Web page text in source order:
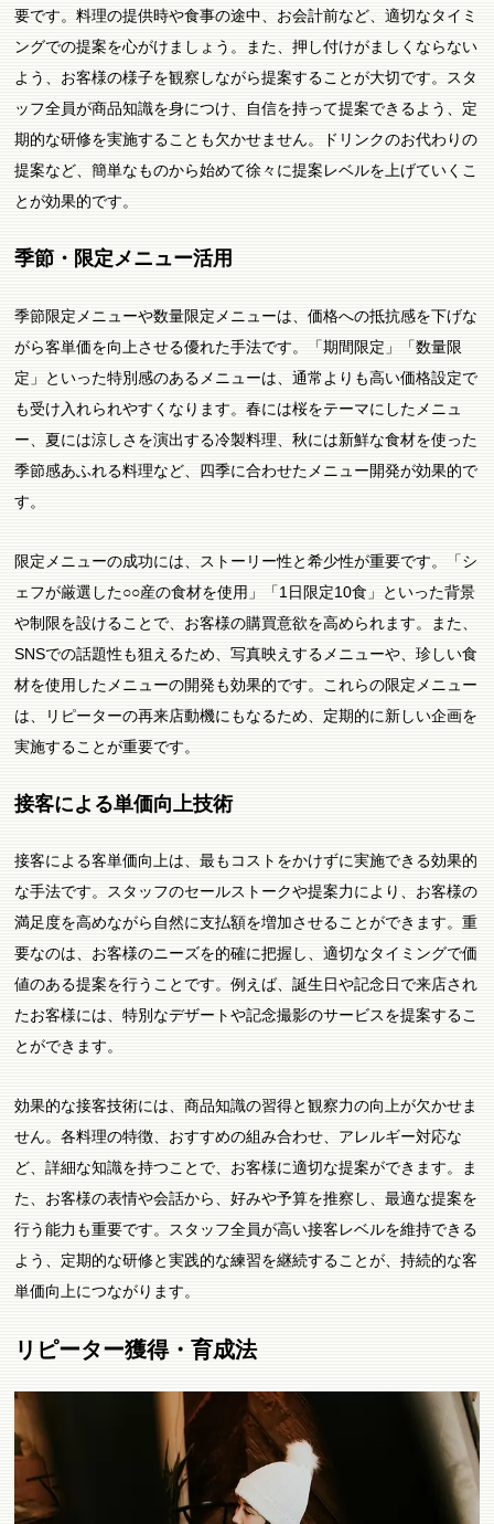
要です。料理の提供時や食事の途中、お会計前など、適切なタイミ
ングでの提案を心がけましょう。また、押し付けがましくならない
よう、お客様の様子を観察しながら提案することが大切です。スタ
ッフ全員が商品知識を身につけ、自信を持って提案できるよう、定
期的な研修を実施することも欠かせません。ドリンクのお代わりの
提案など、簡単なものから始めて徐々に提案レベルを上げていくこ
とが効果的です。
季節・限定メニュー活用
季節限定メニューや数量限定メニューは、価格への抵抗感を下げな
がら客単価を向上させる優れた手法です。「期間限定」「数量限
定」といった特別感のあるメニューは、通常よりも高い価格設定で
も受け入れられやすくなります。春には桜をテーマにしたメニュ
ー、夏には涼しさを演出する冷製料理、秋には新鮮な食材を使った
季節感あふれる料理など、四季に合わせたメニュー開発が効果的で
す。
限定メニューの成功には、ストーリー性と希少性が重要です。「シ
ェフが厳選した○○産の食材を使用」「1日限定10食」といった背景
や制限を設けることで、お客様の購買意欲を高められます。また、
SNSでの話題性も狙えるため、写真映えするメニューや、珍しい食
材を使用したメニューの開発も効果的です。これらの限定メニュー
は、リピーターの再来店動機にもなるため、定期的に新しい企画を
実施することが重要です。
接客による単価向上技術
接客による客単価向上は、最もコストをかけずに実施できる効果的
な手法です。スタッフのセールストークや提案力により、お客様の
満足度を高めながら自然に支払額を増加させることができます。重
要なのは、お客様のニーズを的確に把握し、適切なタイミングで価
値のある提案を行うことです。例えば、誕生日や記念日で来店され
たお客様には、特別なデザートや記念撮影のサービスを提案するこ
とができます。
効果的な接客技術には、商品知識の習得と観察力の向上が欠かせま
せん。各料理の特徴、おすすめの組み合わせ、アレルギー対応な
ど、詳細な知識を持つことで、お客様に適切な提案ができます。ま
た、お客様の表情や会話から、好みや予算を推察し、最適な提案を
行う能力も重要です。スタッフ全員が高い接客レベルを維持できる
よう、定期的な研修と実践的な練習を継続することが、持続的な客
単価向上につながります。
リピーター獲得・育成法